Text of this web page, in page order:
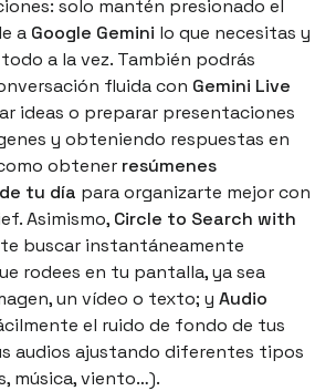
solo mantén presionado el
a Google Gemini lo que necesitas y
a la vez. También podrás
fluida con Gemini Live
ideas o preparar presentaciones
y obteniendo respuestas en
obtener resúmenes
tu día para organizarte mejor con
Asimismo, Circle to Search with
buscar instantáneamente
rodees en tu pantalla, ya sea
un vídeo o texto; y Audio
el ruido de fondo de tus
audios ajustando diferentes tipos
música, viento…).